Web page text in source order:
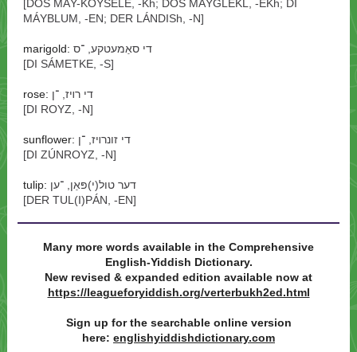
[DOS MÁY-KÓYSELE, -⁠Kh; DOS MÁYGLEKL, -⁠EKh; DI
MÁYBLUM, -⁠EN; DER LÁNDISh, -⁠N]
marigold: די סאַמעטקע, ־⁠ס
[DI SÁMETKE, -⁠S]
rose: די רױז, ־⁠ן
[DI ROYZ, -⁠N]
sunflower: די זונרױז, ־⁠ן
[DI ZÚNROYZ, -⁠N]
tulip: דער טול(י)פּאַן, ־⁠ען
[DER TUL(I)PÁN, -⁠EN]
Many more words available in the Comprehensive
‭English-Yiddish Dictionary.
New revised & expanded edition available now at
https://leagueforyiddish.org/verterbukh2ed.html
Sign up for the searchable online version
here: englishyiddishdictionary.com